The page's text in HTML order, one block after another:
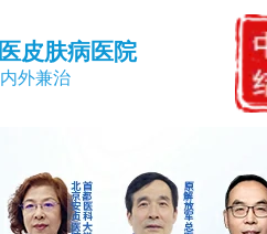
皮肤病医院
外兼治